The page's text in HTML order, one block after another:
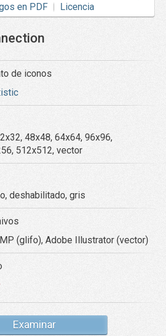
en PDF
Licencia
de iconos
48x48, 64x64, 96x96,
512x512, vector
deshabilitado, gris
(glifo), Adobe Illustrator (vector)
Examinar